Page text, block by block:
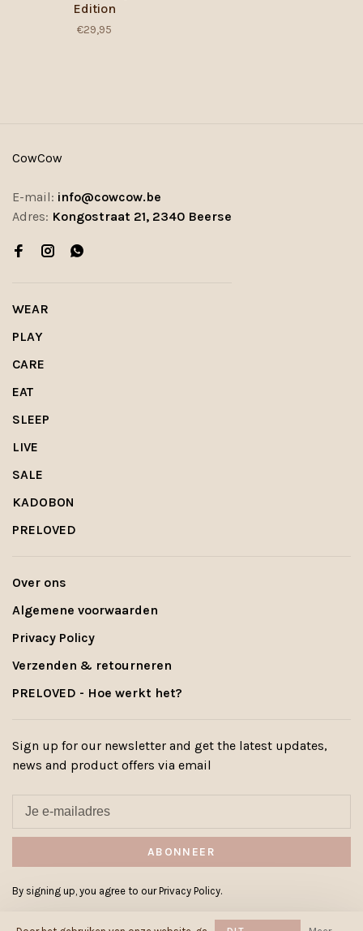
Edition
€29,95
CowCow
E-mail: info@cowcow.be
Adres: Kongostraat 21, 2340 Beerse
WEAR
PLAY
CARE
EAT
SLEEP
LIVE
SALE
KADOBON
PRELOVED
Over ons
Algemene voorwaarden
Privacy Policy
Verzenden & retourneren
PRELOVED - Hoe werkt het?
Sign up for our newsletter and get the latest updates,
news and product offers via email
ABONNEER
By signing up, you agree to our Privacy Policy.